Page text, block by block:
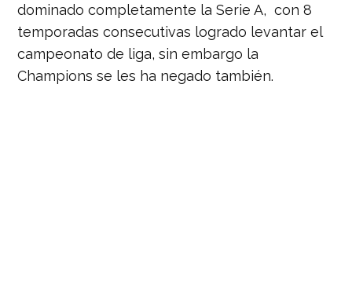
Estas fueron las palabras del
histórico del Barcelona. 👇
pic.twitter.com/6Ra9qO6H5V
— Nación Deportes
dominado completamente la Serie A, con 8
temporadas consecutivas logrado levantar el
campeonato de liga, sin embargo la
Champions se les ha negado también.